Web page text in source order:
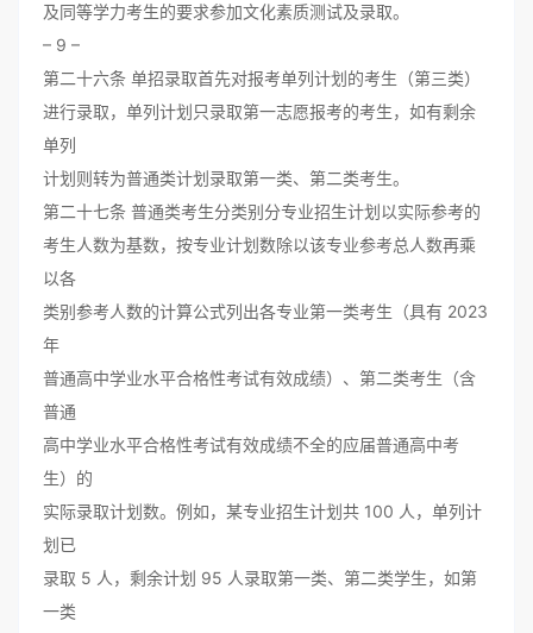
及同等学力考生的要求参加文化素质测试及录取。
– 9 –
第二十六条 单招录取首先对报考单列计划的考生（第三类）
进行录取，单列计划只录取第一志愿报考的考生，如有剩余
单列
计划则转为普通类计划录取第一类、第二类考生。
第二十七条 普通类考生分类别分专业招生计划以实际参考的
考生人数为基数，按专业计划数除以该专业参考总人数再乘
以各
类别参考人数的计算公式列出各专业第一类考生（具有 2023
年
普通高中学业水平合格性考试有效成绩）、第二类考生（含
普通
高中学业水平合格性考试有效成绩不全的应届普通高中考
生）的
实际录取计划数。例如，某专业招生计划共 100 人，单列计
划已
录取 5 人，剩余计划 95 人录取第一类、第二类学生，如第
一类